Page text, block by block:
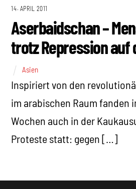
14. APRIL 2011
Aserbaidschan –
trotz Repression auf
Asien
Inspiriert von den
im arabischen Raum fanden
Wochen auch in der
Proteste statt: gegen […]